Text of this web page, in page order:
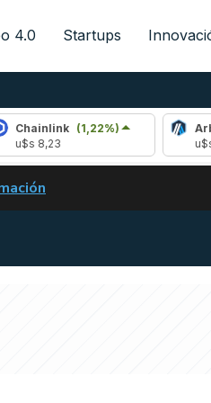
4.0 Startups
(1,22%)
Arbitrum
(-
CARRY TRADE DE BITCOIN Y